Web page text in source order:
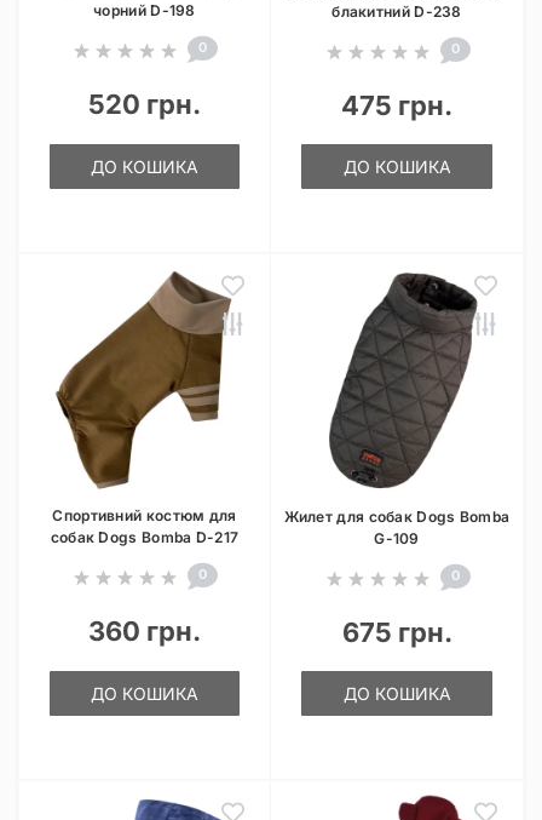
чорний D-198
0
520 грн.
ДО КОШИКА
блакитний D-238
0
475 грн.
ДО КОШИКА
Спортивний костюм для
собак Dogs Bomba D-217
0
360 грн.
ДО КОШИКА
Жилет для собак Dogs Bomba
G-109
0
675 грн.
ДО КОШИКА